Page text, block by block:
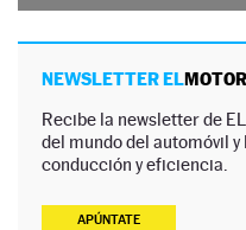
NEWSLETTER ELMOTOR
Recibe la newsletter de
del mundo del automóvil
conducción y eficiencia.
APÚNTATE